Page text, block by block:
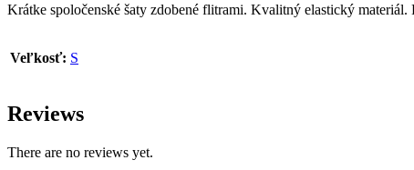
Krátke spoločenské šaty zdobené flitrami. Kvalitný elastický materiál.
Veľkosť: S
Reviews
There are no reviews yet.